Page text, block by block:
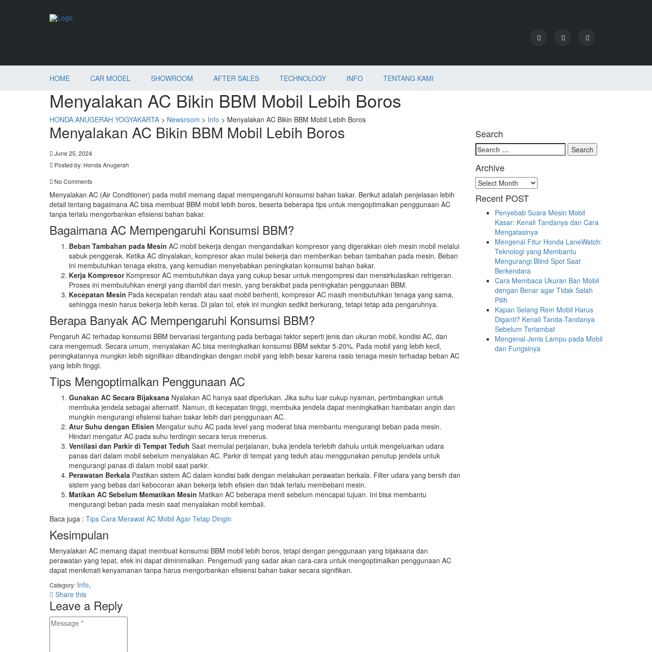
HOME CAR MODEL SHOWROOM AFTER SALES TECHNOLOGY INFO TENTANG KAMI
Menyalakan AC Bikin BBM Mobil Lebih Boros
HONDA ANUGERAH YOGYAKARTA > Newsroom > Info > Menyalakan AC Bikin BBM Mobil Lebih Boros
Menyalakan AC Bikin BBM Mobil Lebih Boros
June 25, 2024
Posted by: Honda Anugerah
No Comments
Menyalakan AC (Air Conditioner) pada mobil memang dapat mempengaruhi konsumsi bahan bakar. Berikut adalah penjelasan lebih
detail tentang bagaimana AC bisa membuat BBM mobil lebih boros, beserta beberapa tips untuk mengoptimalkan penggunaan AC
tanpa terlalu mengorbankan efisiensi bahan bakar.
Bagaimana AC Mempengaruhi Konsumsi BBM?
Beban Tambahan pada Mesin AC mobil bekerja dengan mengandalkan kompresor yang digerakkan oleh mesin mobil melalui
sabuk penggerak. Ketika AC dinyalakan, kompresor akan mulai bekerja dan memberikan beban tambahan pada mesin. Beban
ini membutuhkan tenaga ekstra, yang kemudian menyebabkan peningkatan konsumsi bahan bakar.
Kerja KompresorKompresor AC membutuhkan daya yang cukup besar untuk mengompresi dan mensirkulasikan refrigeran.
Proses ini membutuhkan energi yang diambil dari mesin, yang berakibat pada peningkatan penggunaan BBM.
Kecepatan Mesin Pada kecepatan rendah atau saat mobil berhenti, kompresor AC masih membutuhkan tenaga yang sama,
sehingga mesin harus bekerja lebih keras. Di jalan tol, efek ini mungkin sedikit berkurang, tetapi tetap ada pengaruhnya.
Berapa Banyak AC Mempengaruhi Konsumsi BBM?
Pengaruh AC terhadap konsumsi BBM bervariasi tergantung pada berbagai faktor seperti jenis dan ukuran mobil, kondisi AC, dan
cara mengemudi. Secara umum, menyalakan AC bisa meningkatkan konsumsi BBM sekitar 5-20%. Pada mobil yang lebih kecil,
peningkatannya mungkin lebih signifikan dibandingkan dengan mobil yang lebih besar karena rasio tenaga mesin terhadap beban AC
yang lebih tinggi.
Tips Mengoptimalkan Penggunaan AC
Gunakan AC Secara Bijaksana Nyalakan AC hanya saat diperlukan. Jika suhu luar cukup nyaman, pertimbangkan untuk
membuka jendela sebagai alternatif. Namun, di kecepatan tinggi, membuka jendela dapat meningkatkan hambatan angin dan
mungkin mengurangi efisiensi bahan bakar lebih dari penggunaan AC.
Atur Suhu dengan Efisien Mengatur suhu AC pada level yang moderat bisa membantu mengurangi beban pada mesin.
Hindari mengatur AC pada suhu terdingin secara terus menerus.
Ventilasi dan Parkir di Tempat Teduh Saat memulai perjalanan, buka jendela terlebih dahulu untuk mengeluarkan udara
panas dari dalam mobil sebelum menyalakan AC. Parkir di tempat yang teduh atau menggunakan penutup jendela untuk
mengurangi panas di dalam mobil saat parkir.
Perawatan Berkala Pastikan sistem AC dalam kondisi baik dengan melakukan perawatan berkala. Filter udara yang bersih dan
sistem yang bebas dari kebocoran akan bekerja lebih efisien dan tidak terlalu membebani mesin.
Matikan AC Sebelum Mematikan Mesin Matikan AC beberapa menit sebelum mencapai tujuan. Ini bisa membantu
mengurangi beban pada mesin saat menyalakan mobil kembali.
Baca juga : Tips Cara Merawat AC Mobil Agar Tetap Dingin
Kesimpulan
Menyalakan AC memang dapat membuat konsumsi BBM mobil lebih boros, tetapi dengan penggunaan yang bijaksana dan
perawatan yang tepat, efek ini dapat diminimalkan. Pengemudi yang sadar akan cara-cara untuk mengoptimalkan penggunaan AC
dapat menikmati kenyamanan tanpa harus mengorbankan efisiensi bahan bakar secara signifikan.
Category: Info,
Share this
Leave a Reply
Search
Search
for:
Archive
Archive
Recent POST
Penyebab Suara Mesin Mobil
Kasar: Kenali Tandanya dan Cara
Mengatasinya
Mengenal Fitur Honda LaneWatch:
Teknologi yang Membantu
Mengurangi Blind Spot Saat
Berkendara
Cara Membaca Ukuran Ban Mobil
dengan Benar agar Tidak Salah
Pilih
Kapan Selang Rem Mobil Harus
Diganti? Kenali Tanda-Tandanya
Sebelum Terlambat
Mengenal Jenis Lampu pada Mobil
dan Fungsinya